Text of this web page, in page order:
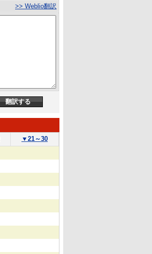
>> Weblio翻訳
▼ 21～30